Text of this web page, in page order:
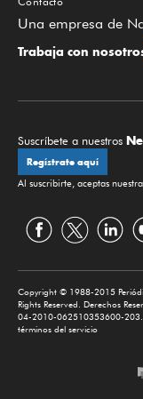
Una empresa de
Trabaja con
Suscríbete a nuestros
Regístrate aquí
Al suscribirte, aceptas
Copyright © 1988-2015
Rights Reserved. Derechos
04-2010-062510353600-203.
términos del servicio